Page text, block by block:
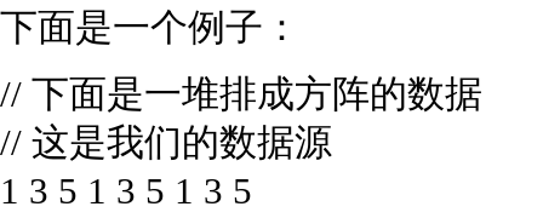
下面是一个例子：
// 下面是一堆排成方阵的数据
// 这是我们的数据源
1 3 5 1 3 5 1 3 5